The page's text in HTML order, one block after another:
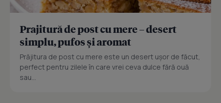
Prajitură de post cu mere – desert
simplu, pufos și aromat
Prăjitura de post cu mere este un desert ușor de făcut,
perfect pentru zilele în care vrei ceva dulce fără ouă
sau...